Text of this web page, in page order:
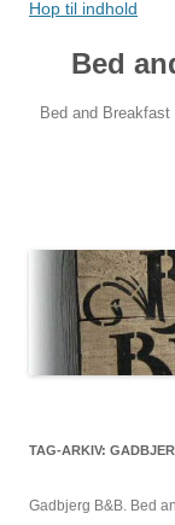
Hop til indhold
Bed
Bed and
TAG-ARKIV:
Gadbjerg B&B. Bed